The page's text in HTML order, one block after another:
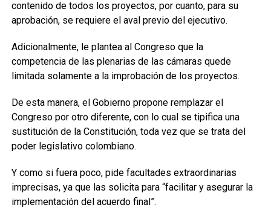
contenido de todos los proyectos, por cuanto, para su
aprobación, se requiere el aval previo del ejecutivo.
Adicionalmente, le plantea al Congreso que la
competencia de las plenarias de las cámaras quede
limitada solamente a la improbación de los proyectos.
De esta manera, el Gobierno propone remplazar el
Congreso por otro diferente, con lo cual se tipifica una
sustitución de la Constitución, toda vez que se trata del
poder legislativo colombiano.
Y como si fuera poco, pide facultades extraordinarias
imprecisas, ya que las solicita para “facilitar y asegurar la
implementación del acuerdo final”.